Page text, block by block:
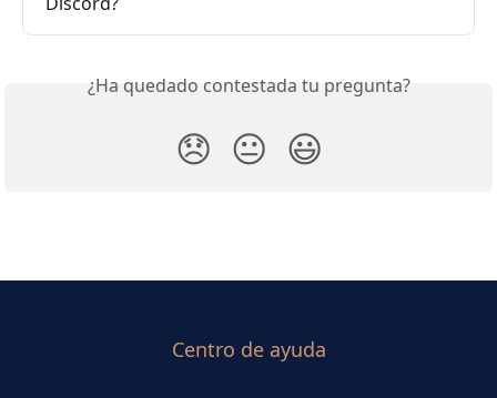
¿Ha quedado contestada tu pregunta?
😞 😐 😃
Centro de ayuda